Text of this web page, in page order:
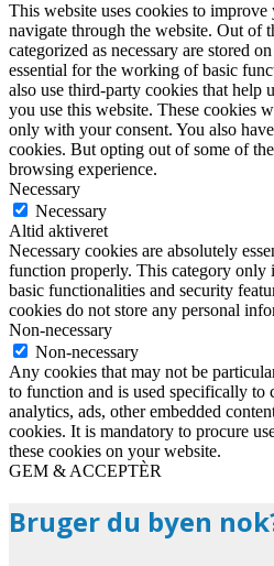
This website uses cookies to
navigate through the website. Out of
categorized as necessary are stored
essential for the working of basic
also use third-party cookies that help
you use this website. These cookies
only with your consent. You also
cookies. But opting out of some of
browsing experience.
Necessary
Necessary
Altid aktiveret
Necessary cookies are absolutely
function properly. This category only
basic functionalities and security
cookies do not store any personal
Non-necessary
Non-necessary
Any cookies that may not be
to function and is used specifically to
analytics, ads, other embedded
cookies. It is mandatory to procure
these cookies on your website.
GEM & ACCEPTÈR
Bruger du byen